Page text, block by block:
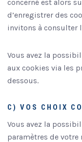
concerné est alors
d’enregistrer des
invitons à consulter
Vous avez la
aux cookies via les
dessous.
C) VOS CHOIX
Vous avez la
paramètres de votre